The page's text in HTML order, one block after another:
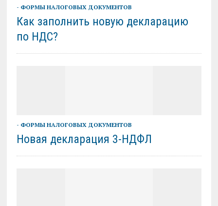
- ФОРМЫ НАЛОГОВЫХ ДОКУМЕНТОВ
Как заполнить новую декларацию
по НДС?
- ФОРМЫ НАЛОГОВЫХ ДОКУМЕНТОВ
Новая декларация 3-НДФЛ